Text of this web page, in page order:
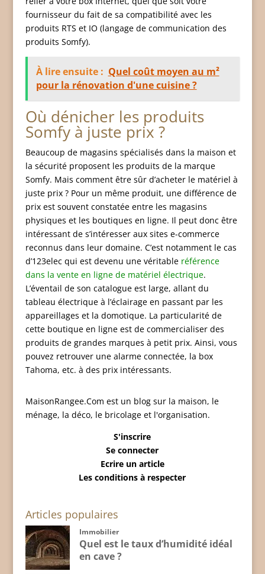
fournisseur du fait de sa compatibilité avec les
produits RTS et IO (langage de communication des
produits Somfy).
À lire ensuite : Quel coût moyen au m²
pour la rénovation d'une cuisine ?
Où dénicher les produits
Somfy à juste prix ?
Beaucoup de magasins spécialisés dans la maison et
la sécurité proposent les produits de la marque
Somfy. Mais comment être sûr d’acheter le matériel à
juste prix ? Pour un même produit, une différence de
prix est souvent constatée entre les magasins
physiques et les boutiques en ligne. Il peut donc être
intéressant de s’intéresser aux sites e-commerce
reconnus dans leur domaine. C’est notamment le cas
d’123elec qui est devenu une véritable référence
dans la vente en ligne de matériel électrique.
L’éventail de son catalogue est large, allant du
tableau électrique à l’éclairage en passant par les
appareillages et la domotique. La particularité de
cette boutique en ligne est de commercialiser des
produits de grandes marques à petit prix. Ainsi, vous
pouvez retrouver une alarme connectée, la box
Tahoma, etc. à des prix intéressants.
MaisonRangee.Com est un blog sur la maison, le
ménage, la déco, le bricolage et l'organisation.
S'inscrire
Se connecter
Ecrire un article
Les conditions à respecter
Articles populaires
Immobilier
Quel est le taux d’humidité idéal
en cave ?